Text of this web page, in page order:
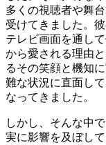
多くの視聴者や舞
受けてきました。
テレビ画面を通し
から愛される理由
るその笑顔と機知
難な状況に直面し
なってきました。
しかし、そんな中
実に影響を及ぼし